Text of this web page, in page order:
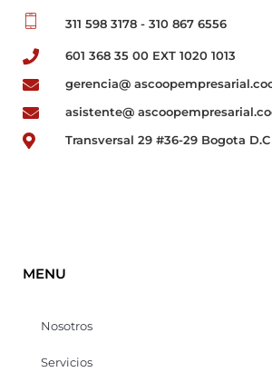
311 598 3178 - 310 867 6556
601 368 35 00 EXT 1020 1013
gerencia@
asistente@
Transversal 29 #36-29 Bogota D.C
MENU
Nosotros
Servicios